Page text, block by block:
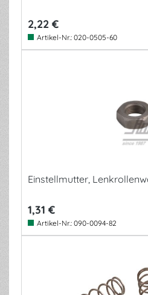
2,22 €
Artikel-Nr.: 020-0505-60
Einstellmutter,
1,31 €
Artikel-Nr.: 090-0094-82